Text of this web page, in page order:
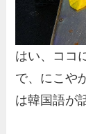
はい、ココ
で、にこや
は韓国語が